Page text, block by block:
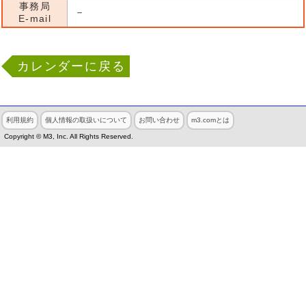
事務局
E-mail
－
カレンダーに戻る
利用規約 個人情報の取扱いについて お問い合わせ m3.comとは
Copyright © M3, Inc. All Rights Reserved.